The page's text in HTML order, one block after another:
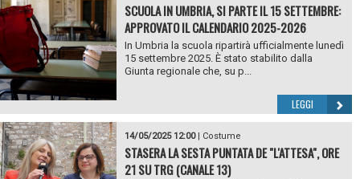
SCUOLA IN UMBRIA, SI PARTE IL 15 SETTEMBRE:
APPROVATO IL CALENDARIO 2025-2026
In Umbria la scuola ripartirà ufficialmente lunedì
15 settembre 2025. È stato stabilito dalla
Giunta regionale che, su p...
LEGGI
14/05/2025 12:00| Costume
STASERA LA SESTA PUNTATA DE "L'ATTESA", ORE
21 SU TRG (CANALE 13)